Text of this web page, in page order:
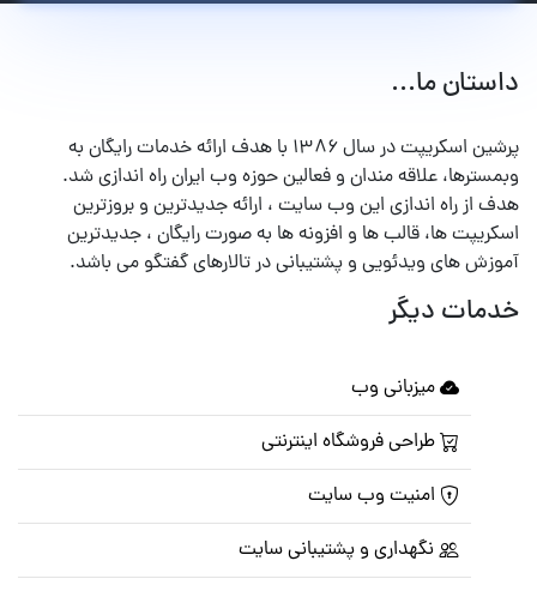
داستان ما...
پرشین اسکریپت در سال ۱۳۸۶ با هدف ارائه خدمات رایگان به
وبمسترها، علاقه مندان و فعالین حوزه وب ایران راه اندازی شد.
هدف از راه اندازی این وب سایت ، ارائه جدیدترین و بروزترین
اسکریپت ها، قالب ها و افزونه ها به صورت رایگان ، جدیدترین
آموزش های ویدئویی و پشتیبانی در تالارهای گفتگو می باشد.
خدمات دیگر
میزبانی وب
طراحی فروشگاه اینترنتی
امنیت وب سایت
نگهداری و پشتیبانی سایت